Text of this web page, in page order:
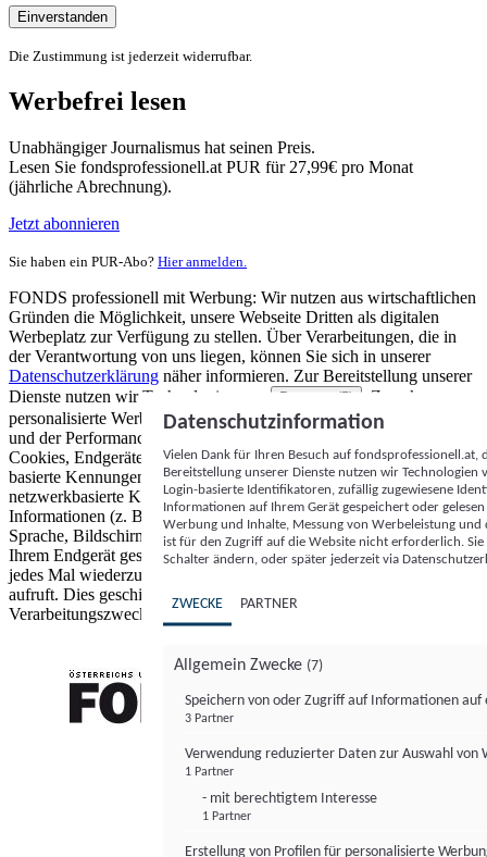
Einverstanden
Die Zustimmung ist jederzeit widerrufbar.
Werbefrei lesen
Unabhängiger Journalismus hat seinen Preis.
Lesen Sie fondsprofessionell.at PUR für 27,99€ pro Monat
(jährliche Abrechnung).
Jetzt abonnieren
Sie haben ein PUR-Abo? Hier anmelden.
FONDS professionell mit Werbung: Wir nutzen aus wirtschaftlichen
Gründen die Möglichkeit, unsere Webseite Dritten als digitalen
Werbeplatz zur Verfügung zu stellen. Über Verarbeitungen, die in
der Verantwortung von uns liegen, können Sie sich in unserer
Datenschutzerklärung näher informieren. Zur Bereitstellung unserer
Dienste nutzen wir Technologien von
Partnern (5)
. Zwecke:
personalisierte Werbung und Inhalte, Messung von Werbeleistung
und der Performance von Inhalten sowie Zielgruppenforschung.
Cookies, Endgeräte- oder ähnliche Online-Kennungen (z. B. login-
basierte Kennungen, zufällig generierte Kennungen,
netzwerkbasierte Kennungen) können zusammen mit anderen
Informationen (z. B. Browsertyp und Browserinformationen,
Sprache, Bildschirmgröße, unterstützte Technologien usw.) auf
Ihrem Endgerät gespeichert oder von dort ausgelesen werden, um es
jedes Mal wiederzuerkennen, wenn es eine App oder einer Webseite
aufruft. Dies geschieht für einen oder mehrere der hier aufgeführten
Verarbeitungszwecke.
Datenschutzinformation
Vielen Dank für Ihren Besuch auf
Bereitstellung unserer Dienste nutzen wir Technologien
Login-basierte Identifikatoren, zufällig zugewiesene
Informationen auf Ihrem Gerät gespeichert oder
Werbung und Inhalte, Messung von Werbeleistung
ist für den Zugriff auf die Website nicht erforderlich.
Schalter ändern, oder später jederzeit via
ZWECKE PARTNER
Allgemein Zwecke (7)
Speichern von oder Zugriff auf Informationen auf
3 Partner
Verwendung reduzierter Daten zur Auswahl von
1 Partner
- mit berechtigtem Interesse
1 Partner
Erstellung von Profilen für personalisierte
FONDS professionell